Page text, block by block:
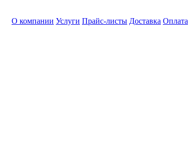
О компании Услуги Прайс-листы Доставка Оплата